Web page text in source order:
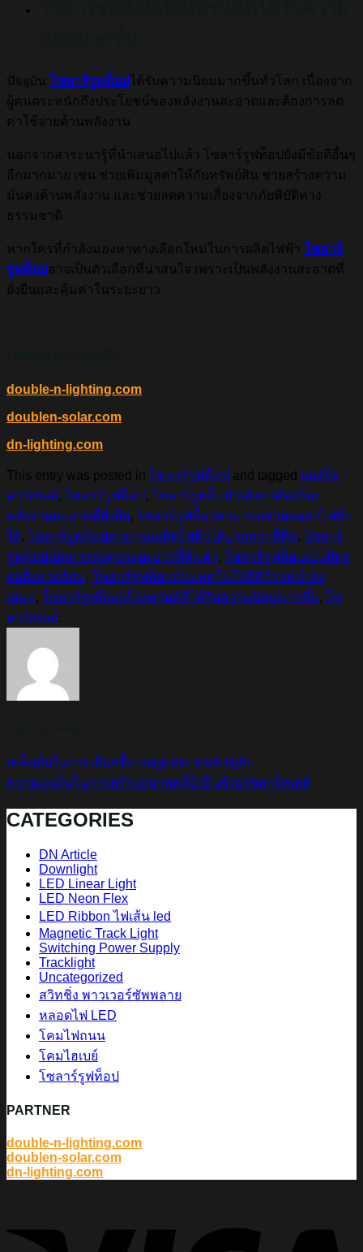
ปัจจุบัน โซลาร์รูฟท็อปได้รับความนิยมมากขึ้นทั่วโลก เนื่องจาก
ผู้คนตระหนักถึงประโยชน์ของพลังงานสะอาดและต้องการลด
ค่าใช้จ่ายด้านพลังงาน
นอกจากสาระน่ารู้ที่นำเสนอไปแล้ว โซลาร์รูฟท็อปยังมีข้อดีอื่นๆ
อีกมากมาย เช่น ช่วยเพิ่มมูลค่าให้กับทรัพย์สิน ช่วยสร้างความ
มั่นคงด้านพลังงาน และช่วยลดความเสี่ยงจากภัยพิบัติทาง
ธรรมชาติ
หากใครที่กำลังมองหาทางเลือกใหม่ในการผลิตไฟฟ้า โซลาร์
รูฟท็อป อาจเป็นตัวเลือกที่น่าสนใจ เพราะเป็นพลังงานสะอาดที่
ยั่งยืนและคุ้มค่าในระยะยาว
double-n-lighting.com
doublen-solar.com
dn-lighting.com
This entry was posted in โซลาร์รูฟท็อป and tagged แผงโซ
ลาร์เซลล์, โซลาร์รูฟท็อป , โซลาร์รูฟท็อป หลังคาอัจฉริยะ
พลังงานสะอาดที่ยั่งยืน, โซลาร์รูฟท็อปสามารถช่วยลดค่าไฟฟ้า
ได้, โซลาร์รูฟท็อปสามารถผลิตไฟฟ้าได้มากกว่าที่คิด, โซลาร์
รูฟท็อปเป็นการลงทุนระยะยาวที่คุ้มค่า, โซลาร์รูฟท็อปเป็นมิตร
ต่อสิ่งแวดล้อม , โซลาร์รูฟท็อปเป็นเทคโนโลยีที่ก้าวหน้าอยู่
เสมอ, โซลาร์รูฟท็อปเป็นเทรนด์ที่ได้รับความนิยมมากขึ้น, โซ
ลาร์เซลล์.
เคล็ดลับในการเลือกซื้อ magnetic track light
ความมุ่งมั่นในการสร้างอนาคตที่ยั่งยืนด้วยโซลาร์เซลล์
CATEGORIES
DN Article
Downlight
LED Linear Light
LED Neon Flex
LED Ribbon ไฟเส้น led
Magnetic Track Light
Switching Power Supply
Tracklight
Uncategorized
สวิทชิ่ง พาวเวอร์ซัพพลาย
หลอดไฟ LED
โคมไฟถนน
โคมไฮเบย์
โซลาร์รูฟท็อป
PARTNER
double-n-lighting.com
doublen-solar.com
dn-lighting.com